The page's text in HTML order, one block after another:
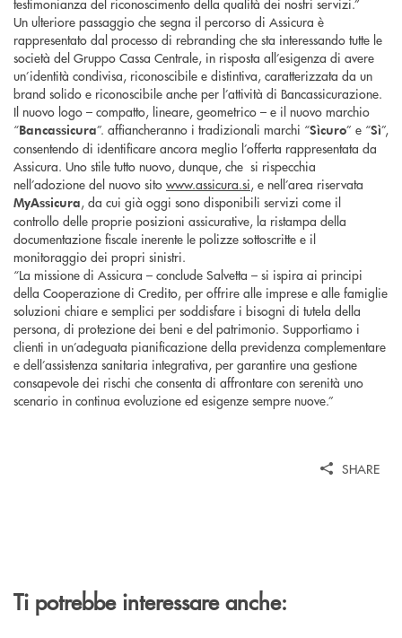
testimonianza del riconoscimento della qualità dei nostri servizi.”
Un ulteriore passaggio che segna il percorso di Assicura è
rappresentato dal processo di rebranding che sta interessando tutte le
società del Gruppo Cassa Centrale, in risposta all’esigenza di avere
un’identità condivisa, riconoscibile e distintiva, caratterizzata da un
brand solido e riconoscibile anche per l’attività di Bancassicurazione.
Il nuovo logo – compatto, lineare, geometrico – e il nuovo marchio
“Bancassicura”. affiancheranno i tradizionali marchi “Sìcuro” e “Sì”,
consentendo di identificare ancora meglio l’offerta rappresentata da
Assicura. Uno stile tutto nuovo, dunque, che si rispecchia
nell’adozione del nuovo sito www.assicura.si, e nell’area riservata
MyAssicura, da cui già oggi sono disponibili servizi come il
controllo delle proprie posizioni assicurative, la ristampa della
documentazione fiscale inerente le polizze sottoscritte e il
monitoraggio dei propri sinistri.
“La missione di Assicura – conclude Salvetta – si ispira ai principi
della Cooperazione di Credito, per offrire alle imprese e alle famiglie
soluzioni chiare e semplici per soddisfare i bisogni di tutela della
persona, di protezione dei beni e del patrimonio. Supportiamo i
clienti in un’adeguata pianificazione della previdenza complementare
e dell’assistenza sanitaria integrativa, per garantire una gestione
consapevole dei rischi che consenta di affrontare con serenità uno
scenario in continua evoluzione ed esigenze sempre nuove.”
SHARE
Ti potrebbe interessare anche: